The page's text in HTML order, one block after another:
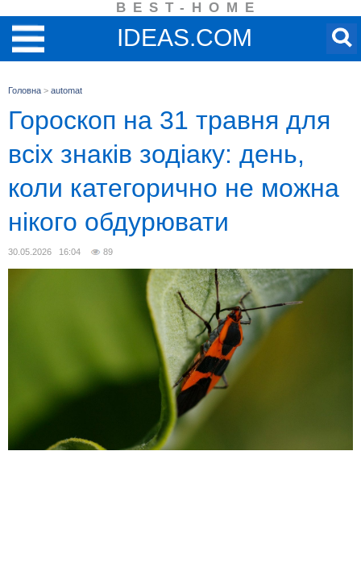
BEST-HOME
IDEAS.COM
Головна > automat
Гороскоп на 31 травня для
всіх знаків зодіаку: день,
коли категорично не можна
нікого обдурювати
30.05.2026 16:04 89